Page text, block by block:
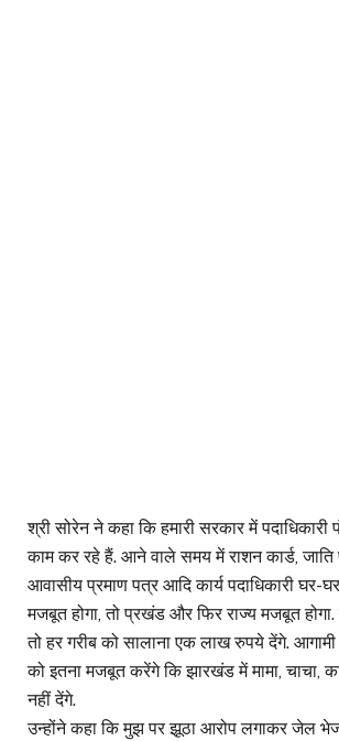
श्री सोरेन ने कहा कि हमारी सरकार में पदाधिकारी
काम कर रहे हैं. आने वाले समय में राशन कार्ड, जाति
आवासीय प्रमाण पत्र आदि कार्य पदाधिकारी घर-
मजबूत होगा, तो प्रखंड और फिर राज्य मजबूत होगा.
तो हर गरीब को सालाना एक लाख रुपये देंगे.
को इतना मजबूत करेंगे कि झारखंड में मामा, चाचा,
नहीं देंगे.
उन्होंने कहा कि मुझ पर झूठा आरोप लगाकर जेल